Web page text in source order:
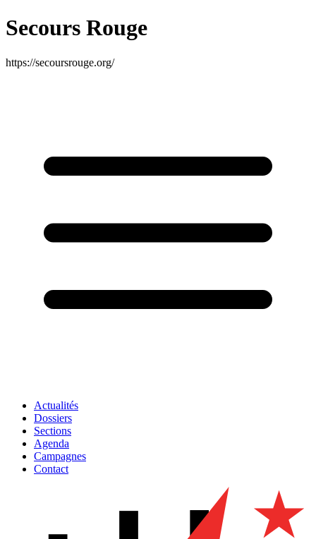
Secours Rouge
https://secoursrouge.org/
Actualités
Dossiers
Sections
Agenda
Campagnes
Contact